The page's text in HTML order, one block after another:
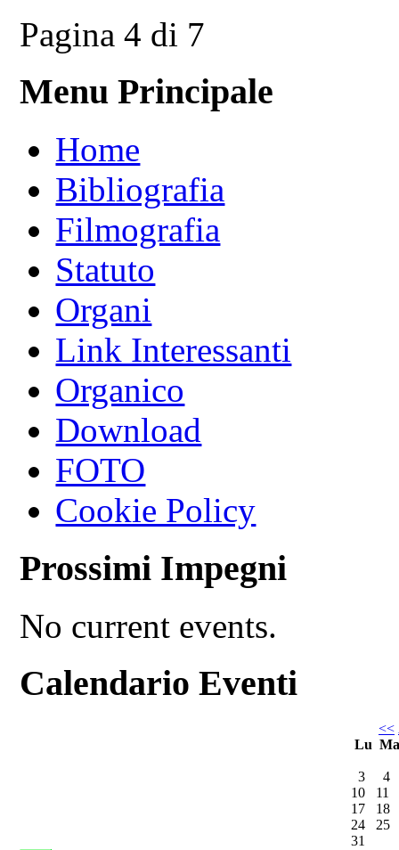
Pagina 4 di 7
Menu Principale
Home
Bibliografia
Filmografia
Statuto
Organi
Link Interessanti
Organico
Download
FOTO
Cookie Policy
Prossimi Impegni
No current events.
Calendario Eventi
<<
Lu
3
4
10
11
17
18
24
25
31